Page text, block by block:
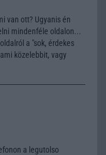
van ott? Ugyanis én
mindenféle oldalon...
a "sok, érdekes
közelebbit, vagy
a legutolso